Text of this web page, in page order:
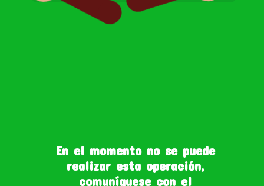
En el momento no se puede
realizar esta operación,
comuníquese con el